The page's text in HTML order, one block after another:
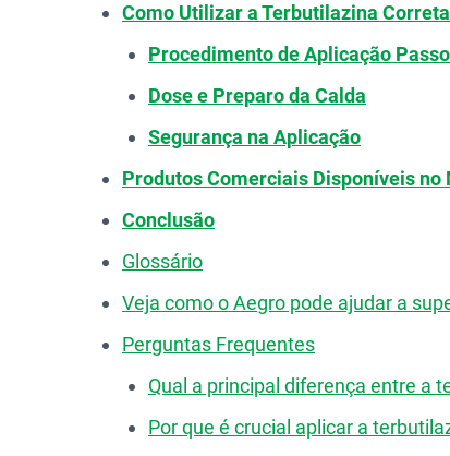
Como Utilizar a Terbutilazina
Procedimento de Aplicação
Dose e Preparo da Calda
Segurança na Aplicação
Produtos Comerciais Disponíveis no
Conclusão
Glossário
Veja como o Aegro pode ajudar a
Perguntas Frequentes
Qual a principal diferença entre a
Por que é crucial aplicar a